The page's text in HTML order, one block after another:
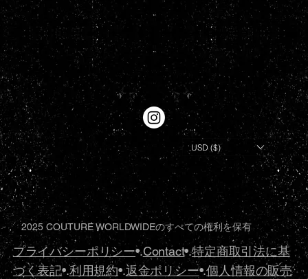
プライバシーポリシー•.Contact•.特定商取引法に基
づく表記•.利用規約•.返金ポリシー•.個人情報の販売
2025 COUTURE WORLDWIDEのすべての権利を保有
USD ($)